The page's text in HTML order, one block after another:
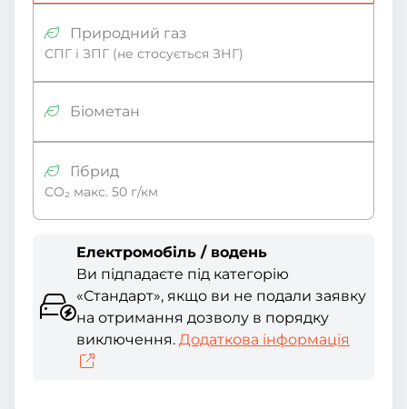
Природний газ
СПГ і ЗПГ (не стосується ЗНГ)
Біометан
Гібрид
CO₂ макс. 50 г/км
Електромобіль / водень
Ви підпадаєте під категорію
«Стандарт», якщо ви не подали заявку
на отримання дозволу в порядку
виключення. Додаткова інформація